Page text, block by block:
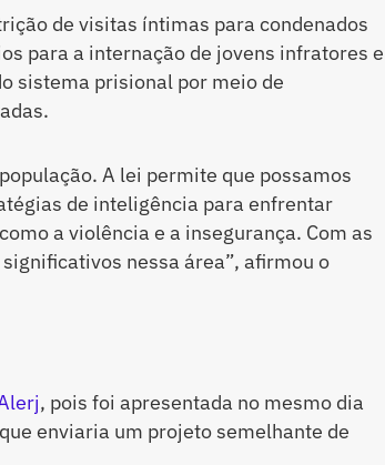
de visitas íntimas para condenados
para a internação de jovens infratores e
sistema prisional por meio de
A lei permite que possamos
de inteligência para enfrentar
a violência e a insegurança. Com as
nessa área”, afirmou o
, pois foi apresentada no mesmo dia
enviaria um projeto semelhante de